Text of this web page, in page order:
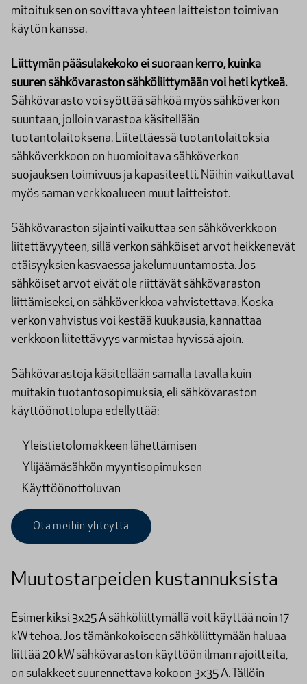
mitoituksen on sovittava yhteen laitteiston toimivan
käytön kanssa.
Liittymän pääsulakekoko ei suoraan kerro, kuinka
suuren sähkövaraston sähköliittymään voi heti kytkeä.
Sähkövarasto voi syöttää sähköä myös sähköverkon
suuntaan, jolloin varastoa käsitellään
tuotantolaitoksena. Liitettäessä tuotantolaitoksia
sähköverkkoon on huomioitava sähköverkon
suojauksen toimivuus ja kapasiteetti. Näihin vaikuttavat
myös saman verkkoalueen muut laitteistot.
Sähkövaraston sijainti vaikuttaa sen sähköverkkoon
liitettävyyteen, sillä verkon sähköiset arvot heikkenevät
etäisyyksien kasvaessa jakelumuuntamosta. Jos
sähköiset arvot eivät ole riittävät sähkövaraston
liittämiseksi, on sähköverkkoa vahvistettava. Koska
verkon vahvistus voi kestää kuukausia, kannattaa
verkkoon liitettävyys varmistaa hyvissä ajoin.
Sähkövarastoja käsitellään samalla tavalla kuin
muitakin tuotantosopimuksia, eli sähkövaraston
käyttöönottolupa edellyttää:
Yleistietolomakkeen lähettämisen
Ylijäämäsähkön myyntisopimuksen
Käyttöönottoluvan
Ota meihin yhteyttä
Muutostarpeiden kustannuksista
Esimerkiksi 3x25 A sähköliittymällä voit käyttää noin 17
kW tehoa. Jos tämänkokoiseen sähköliittymään haluaa
liittää 20 kW sähkövaraston käyttöön ilman rajoitteita,
on sulakkeet suurennettava kokoon 3x35 A. Tällöin